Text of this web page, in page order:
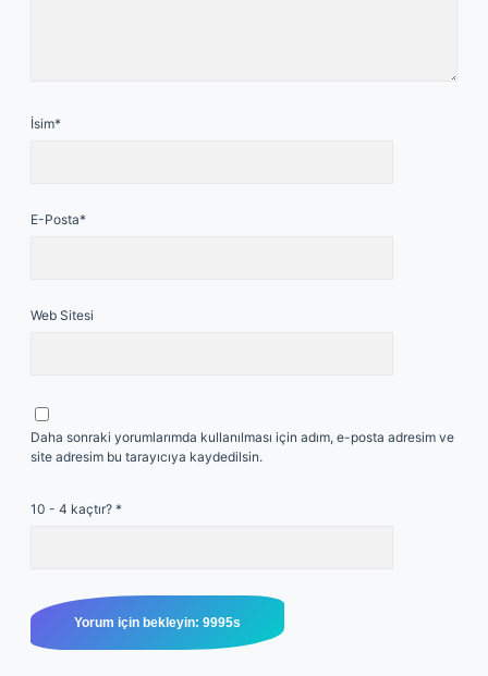
İsim*
E-Posta*
Web Sitesi
Daha sonraki yorumlarımda kullanılması için adım, e-posta adresim ve
site adresim bu tarayıcıya kaydedilsin.
10 - 4 kaçtır? *